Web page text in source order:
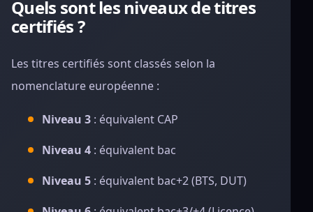
Quels sont les niveaux de titres
certifiés ?
Les titres certifiés sont classés selon la
nomenclature européenne :
Niveau 3 : équivalent CAP
Niveau 4 : équivalent bac
Niveau 5 : équivalent bac+2 (BTS, DUT)